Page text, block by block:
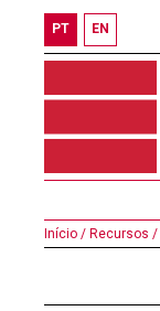
PT EN
Início / Recursos /